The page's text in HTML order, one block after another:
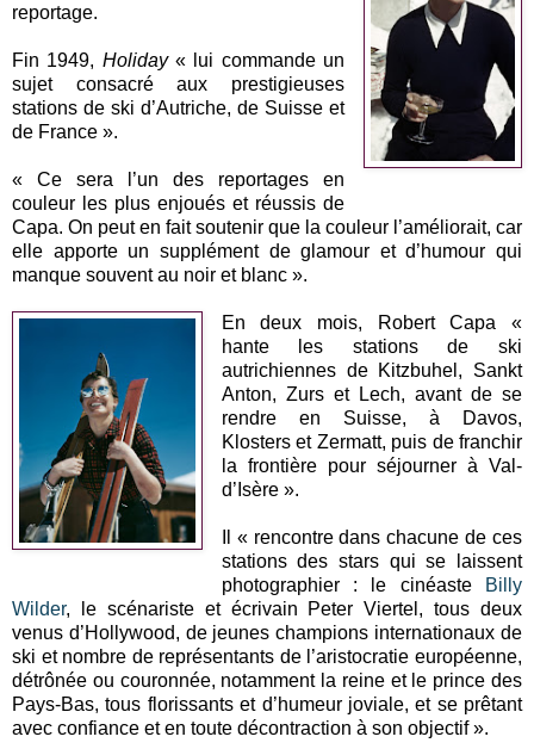
reportage.
Fin 1949, Holiday« lui commande un
sujet consacré aux prestigieuses
stations de ski d’Autriche, de Suisse et
de France ».
« Ce sera l’un des reportages en
couleur les plus enjoués et réussis de
Capa. On peut en fait soutenir que la couleur l’améliorait, car
elle apporte un supplément de glamour et d’humour qui
manque souvent au noir et blanc ».
En deux mois, Robert Capa «
hante les stations de ski
autrichiennes de Kitzbuhel, Sankt
Anton, Zurs et Lech, avant de se
rendre en Suisse, à Davos,
Klosters et Zermatt, puis de franchir
la frontière pour séjourner à Val-
d’Isère ».
Il « rencontre dans chacune de ces
stations des stars qui se laissent
photographier : le cinéaste
Billy
Wilder, le scénariste et écrivain Peter Viertel, tous deux
venus d’Hollywood, de jeunes champions internationaux de
ski et nombre de représentants de l’aristocratie européenne,
détrônée ou couronnée, notamment la reine et le prince des
Pays-Bas, tous florissants et d’humeur joviale, et se prêtant
avec confiance et en toute décontraction à son objectif ».